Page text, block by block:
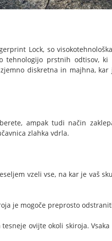
Lock, so
tehnologijo prstnih odtisov, ki
diskretna in majhna, kar
ampak tudi način
zlahka vdrla.
vzeli vse, na kar je vaš
je mogoče preprosto
ovijte okoli skiroja.